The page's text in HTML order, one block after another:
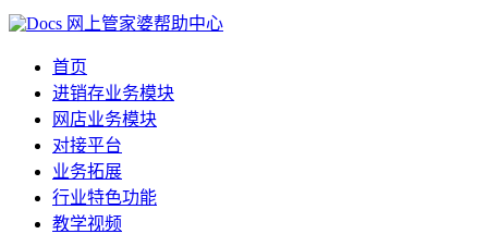
网上管家婆帮助中心
首页
进销存业务模块
网店业务模块
对接平台
业务拓展
行业特色功能
教学视频